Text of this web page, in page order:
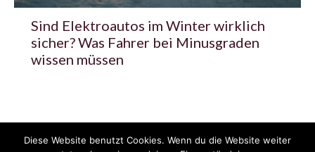
Sind Elektroautos im Winter wirklich
sicher? Was Fahrer bei Minusgraden
wissen müssen
© 2020 - 2025 Copyright - KFZzeitung.com
Diese Website benutzt Cookies. Wenn du die Website weiter